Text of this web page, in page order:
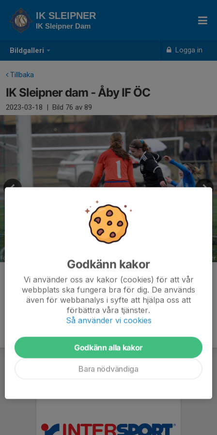
Bildgalleri Logga in
IK SLEIPNER
IK Sleipner Dam
Tillbaka
IK Sleipner dam - Åby IF ÖC
2023-03-18 | Bild 76 av 89
Kommentarer
Godkänn kakor
Vi använder oss av kakor (cookies) för att vår
webbplats ska fungera bra för dig. De används
även för webbanalys i syfte att hjälpa oss att
förbättra våra tjänster.
Så använder vi cookies
Godkänn alla kakor
Bara nödvändiga